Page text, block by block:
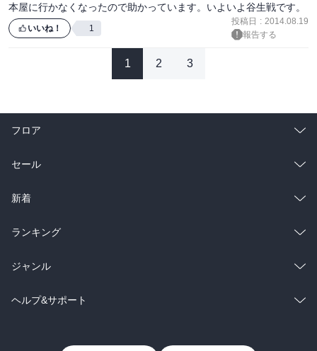
本屋に行かなくなったので助かっています。いよいよ谷生戦です。
いいね！ 1
投稿日 : 2014.08.19
報告する
1 2 3
フロア
総合
ラノベ
雑誌・グラビア
BL・TL
セール
総合
ラノベ
雑誌・グラビア
BL・TL
新着
総合
ラノベ
雑誌・グラビア
ランキング
総合
ラノベ
ジャンル
コミック
ヘルプ&サポート